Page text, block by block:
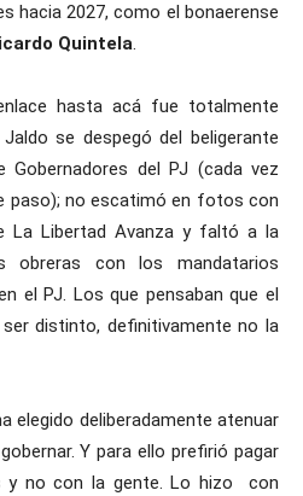
hacia 2027, como el bonaerense
Quintela.
hasta acá fue totalmente
se despegó del beligerante
Gobernadores del PJ (cada vez
paso); no escatimó en fotos con
La Libertad Avanza y faltó a la
obreras con los mandatarios
el PJ. Los que pensaban que el
distinto, definitivamente no la
elegido deliberadamente atenuar
Y para ello prefirió pagar
y no con la gente. Lo hizo con